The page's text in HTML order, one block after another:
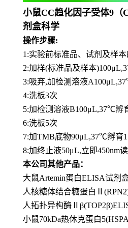
小鼠CC趋化因子受体9（
剂盒科学
操作步骤:
1:实验前标准品、试剂及样
2:加样(标准品及样本
3:吸弃,加检测溶液
4:洗板3次
5:加检测溶液B100μL,37℃孵
6:洗板5次
7:加TMB底物90μL,37℃孵育
8:加终止液50μL,立即450nm
本公司其他产品：
大鼠Artemin蛋白ELISA试剂
人核糖体结合糖蛋白
人拓扑异构酶
小鼠70kDa热休克蛋白